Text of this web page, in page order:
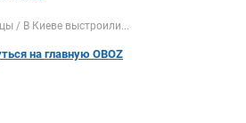
В Киеве выстроили...
на главную OBOZ